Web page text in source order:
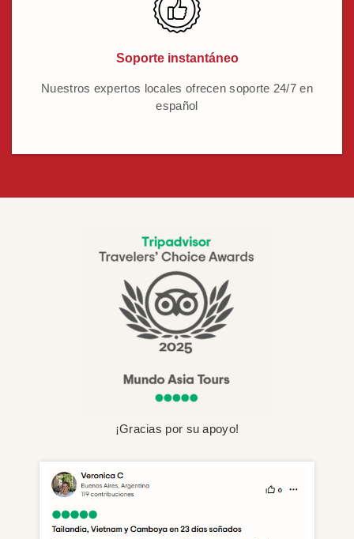
Soporte instantáneo
Nuestros expertos locales ofrecen soporte 24/7 en
español
¡Gracias por su apoyo!